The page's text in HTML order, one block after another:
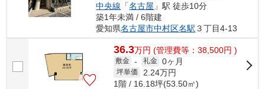
中央線 「名古屋 」駅 徒歩10分
築1年未満 / 6階建
愛知県名古屋市中村区名駅 ３丁目4-13
36.3万円 (管理費等：38,500円 )
敷金 - 礼金 0ヶ月
坪単価 2.24万円
1階 / 16.18坪(53.50㎡)